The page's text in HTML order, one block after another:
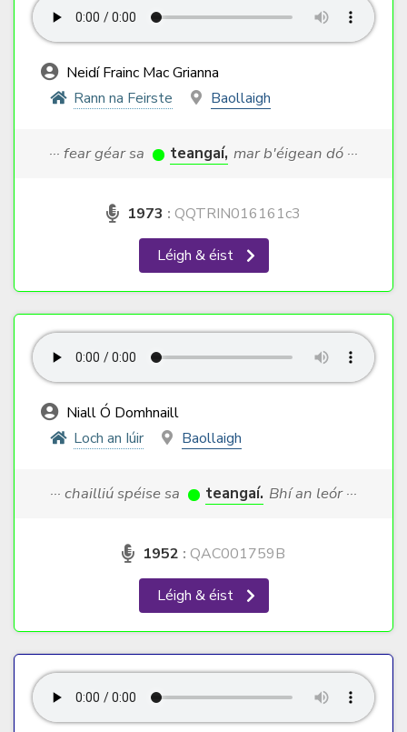
Neidí Frainc Mac Grianna
Rann na Feirste
Baollaigh
··· fear géar sa teangaí, mar b'éigean dó ···
1973 : QQTRIN016161c3
Léigh & éist
Niall Ó Domhnaill
Loch an Iúir
Baollaigh
··· chailliú spéise sa teangaí. Bhí an leór ···
1952 : QAC001759B
Léigh & éist